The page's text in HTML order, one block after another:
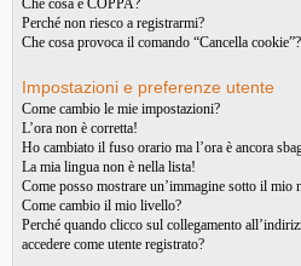
Che cosa è COPPA?
Perché non riesco a registrarmi?
Che cosa provoca il comando “Cancella cookie”?
Impostazioni e preferenze utente
Come cambio le mie impostazioni?
L’ora non è corretta!
Ho cambiato il fuso orario ma l’ora è ancora
La mia lingua non è nella lista!
Come posso mostrare un’immagine sotto il mio
Come cambio il mio livello?
Perché quando clicco sul collegamento
accedere come utente registrato?